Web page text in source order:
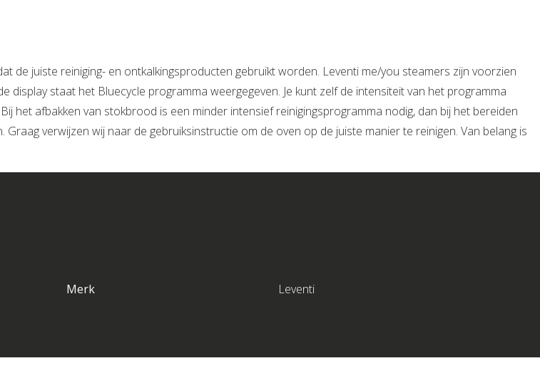
de juiste reiniging- en ontkalkingsproducten gebruikt worden. Leventi me/you steamers zijn voorzien
staat het Bluecycle programma weergegeven. Je kunt zelf de intensiteit van het programma
het afbakken van stokbrood is een minder intensief reinigingsprogramma nodig, dan bij het bereiden
verwijzen wij naar de gebruiksinstructie om de oven op de juiste manier te reinigen. Van belang is
Merk Leventi